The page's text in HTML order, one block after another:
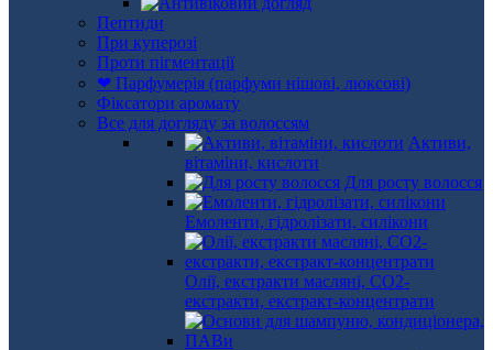
Пептиди
При куперозі
Проти пігментації
❤ Парфумерія (парфуми нішові, люксові)
Фіксатори аромату
Все для догляду за волоссям
Активи,
вітаміни, кислоти
Для росту волосся
Емоленти, гідролізати, силікони
Олії, екстракти масляні, СО2-
екстракти, екстракт-концентрати